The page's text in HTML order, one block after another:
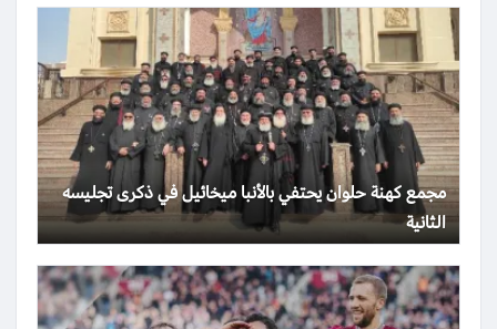
مجمع كهنة حلوان يحتفي بالأنبا ميخائيل في ذكرى تجليسه
الثانية